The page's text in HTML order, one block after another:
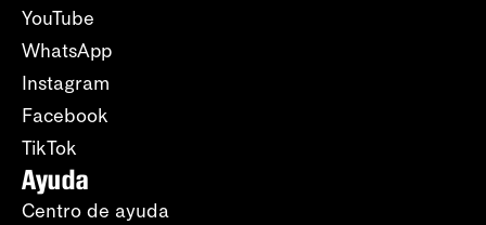
YouTube
WhatsApp
Instagram
Facebook
TikTok
Ayuda
Centro de ayuda